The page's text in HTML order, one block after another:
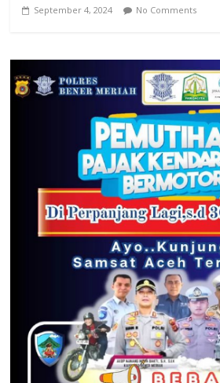
September 4, 2024 No Comments